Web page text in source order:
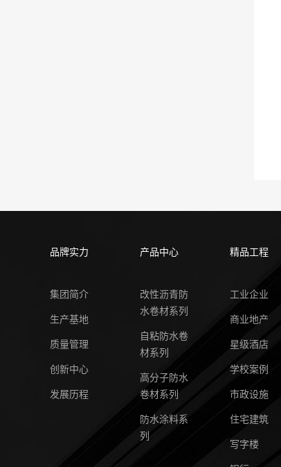
品牌实力
集团简介
生产基地
质量管理
创新中心
发展历程
产品中心
改性沥青防
水卷材系列
自粘防水卷
材系列
高分子防水
卷材系列
防水涂料系
列
精品工程
工业企业
商业地产
星级酒店
学校案例
市政设施
住宅建筑
写字楼